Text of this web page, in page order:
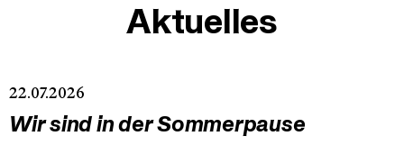
Live aus dem
GLOBE
Aktuelles
22.07.2026
Wir sind in der Sommerpause